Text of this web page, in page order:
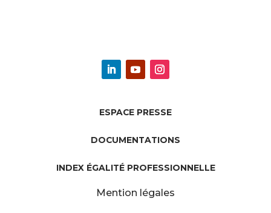
ESPACE PRESSE
DOCUMENTATIONS
INDEX ÉGALITÉ PROFESSIONNELLE
Mention légales